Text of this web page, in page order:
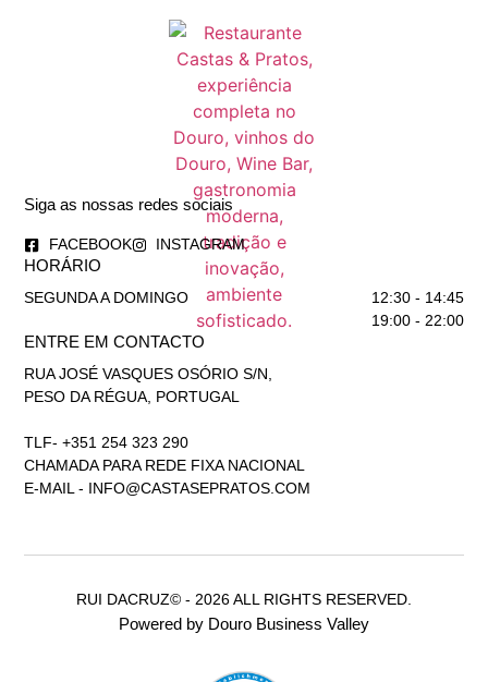
Siga as nossas redes sociais
FACEBOOK INSTAGRAM
HORÁRIO
SEGUNDA A DOMINGO
12:30 - 14:45
19:00 - 22:00
ENTRE EM CONTACTO
RUA JOSÉ VASQUES OSÓRIO S/N,
PESO DA RÉGUA, PORTUGAL
TLF- +351 254 323 290
CHAMADA PARA REDE FIXA NACIONAL
E-MAIL - INFO@CASTASEPRATOS.COM
RUI DACRUZ© - 2026 ALL RIGHTS RESERVED.
Powered by Douro Business Valley